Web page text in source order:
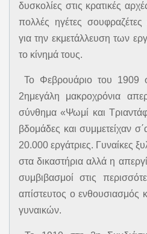
δυσκολίες στις κρατικές
πολλές ηγέτες σουφραζέτες
για την εκμετάλλευση των
το κίνημά τους.
Το Φεβρουάριο του 1909
2ημεγάλη μακροχρόνια
σύνθημα «Ψωμί και
βδομάδες και συμμετείχαν
20.000 εργάτριες. Γυναίκες
στα δικαστήρια αλλά η
συμβιβασμοί στις
απίστευτος ο ενθουσιασμός
γυναικών.